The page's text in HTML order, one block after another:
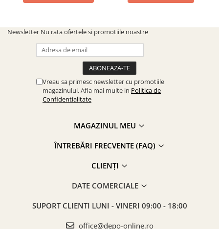
Newsletter Nu rata ofertele si promotiile noastre
Vreau sa primesc newsletter cu promotiile
magazinului. Afla mai multe in Politica de
Confidentialitate
MAGAZINUL MEU
ÎNTREBĂRI FRECVENTE (FAQ)
CLIENȚI
DATE COMERCIALE
SUPORT CLIENTI LUNI - VINERI 09:00 - 18:00
office@depo-online.ro